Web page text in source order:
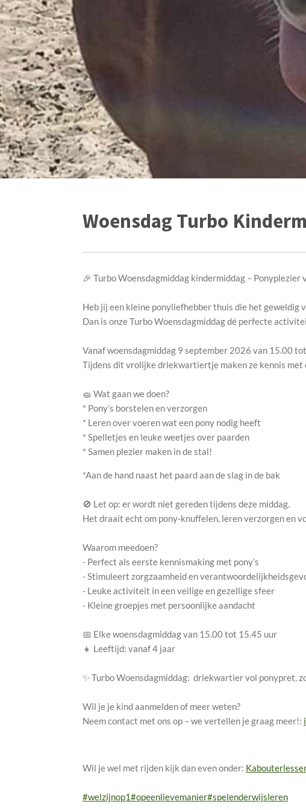
Woensdag Turbo
🎉 Turbo Woensdagmiddag kindermiddag –
Heb jij een kleine ponyliefhebber thuis die het geweldig
Dan is onze Turbo Woensdagmiddag dé perfecte
Vanaf woensdagmiddag 9 september 2026 van 15.00
Tijdens dit vrolijke driekwartiertje maken ze kennis met
🧽 Wat gaan we doen?
* Pony’s borstelen en verzorgen
* Leren over voeren wat een pony nodig heeft
* Spelletjes en leuke weetjes over paarden
* Samen plezier maken in de stal!
*Aan de hand naast het paard aan de slag in de bak
🚫 Let op: er wordt niet gereden tijdens deze middag.
Het draait echt om pony-knuffelen, leren verzorgen en
Waarom meedoen?
- Perfect als eerste kennismaking met pony’s
- Stimuleert zorgzaamheid en
- Leuke activiteit in een veilige en gezellige sfeer
- Kleine groepjes met persoonlijke aandacht
📅 Elke woensdagmiddag van 15.00 tot 15.45 uur
👧 Leeftijd: vanaf 4 jaar
✨ Turbo Woensdagmiddag: driekwartier vol ponypret,
Wil je je kind aanmelden of meer weten?
Neem contact met ons op – we vertellen je graag meer!:
Wil je wel met rijden kijk dan even onder:
#welzijnop1#opeenlievemanier#spelenderwijsleren